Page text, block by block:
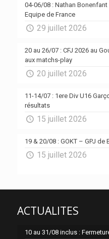
04-06/08 : Nathan
Equipe de France
29 juillet 2026
20 au 26/07 : CFJ 2026 au
aux matchs-play
20 juillet 2026
11-14/07 : 1ere Div U16
résultats
15 juillet 2026
19 & 20/08 : GOKT – GPJ de
15 juillet 2026
ACTUALITES
10 au 31/08 inclus :